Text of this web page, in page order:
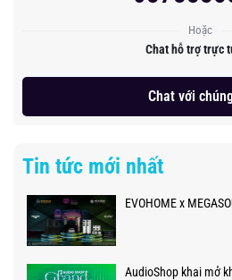
Hoặc
Chat hỗ trợ trực
Chat với
Tin tức mới nhất
EVOHOME x
AudioShop khai mở